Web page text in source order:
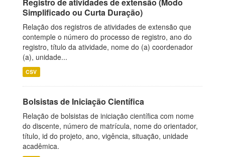
Simplificado ou Curta Duração)
Relação dos registros de atividades de extensão que
contemple o número do processo de registro, ano do
registro, título da atividade, nome do (a) coordenador
(a), unidade...
CSV
Bolsistas de Iniciação Científica
Relação de bolsistas de iniciação científica com nome
do discente, número de matrícula, nome do orientador,
título, id do projeto, ano, vigência, situação, unidade
acadêmica.